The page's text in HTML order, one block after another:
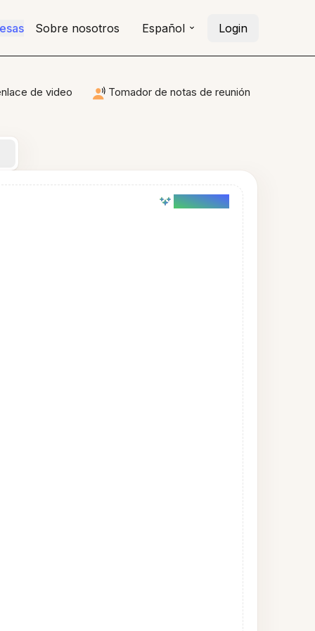
Sobre nosotros Español Login
de video Tomador de notas de reunión
AI powered